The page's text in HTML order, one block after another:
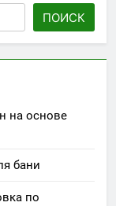
ПОИСК
на основе
бани
по